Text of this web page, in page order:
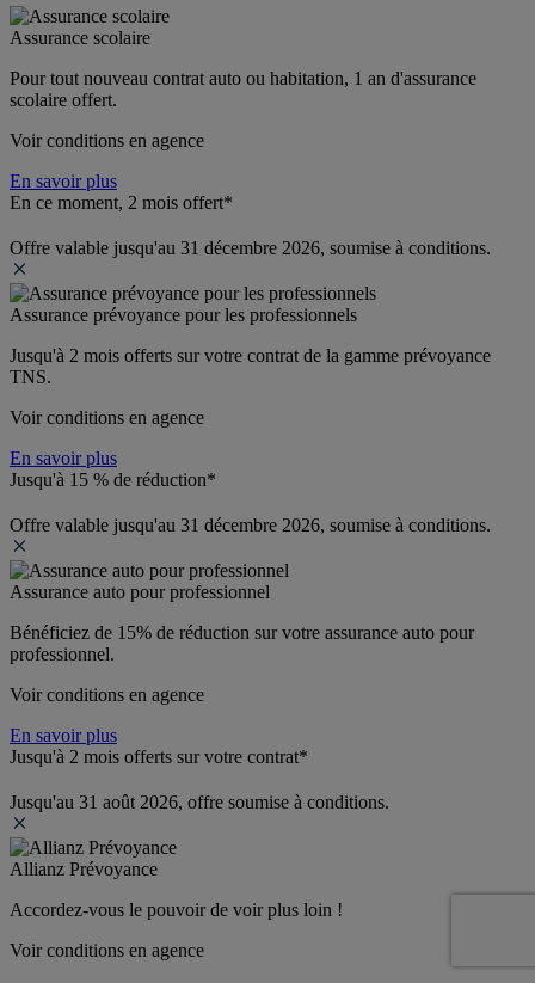
Assurance scolaire
Pour tout nouveau contrat auto ou habitation, 1 an d'assurance
scolaire offert.
Voir conditions en agence
En savoir plus
En ce moment, 2 mois offert*
Offre valable jusqu'au 31 décembre 2026, soumise à conditions.
Assurance prévoyance pour les professionnels
Jusqu'à 2 mois offerts sur votre contrat de la gamme prévoyance
TNS.
Voir conditions en agence
En savoir plus
Jusqu'à 15 % de réduction*
Offre valable jusqu'au 31 décembre 2026, soumise à conditions.
Assurance auto pour professionnel
Bénéficiez de 15% de réduction sur votre assurance auto pour
professionnel.
Voir conditions en agence
En savoir plus
Jusqu'à 2 mois offerts sur votre contrat*
Jusqu'au 31 août 2026, offre soumise à conditions.
Allianz Prévoyance
Accordez-vous le pouvoir de voir plus loin !
Voir conditions en agence